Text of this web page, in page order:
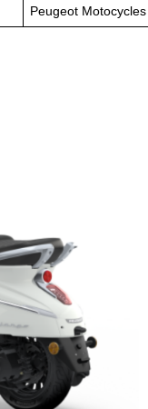
Peugeot Motocycles